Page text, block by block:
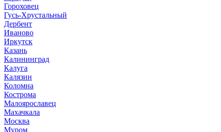
Гороховец
Гусь-Хрустальный
Дербент
Иваново
Иркутск
Казань
Калининград
Калуга
Калязин
Коломна
Кострома
Малоярославец
Махачкала
Москва
Муром